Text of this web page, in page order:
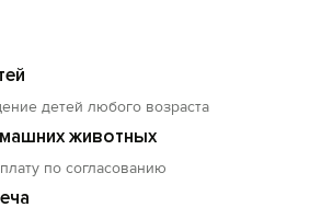
детей любого возраста
животных
по согласованию